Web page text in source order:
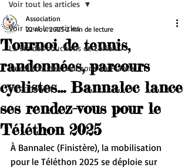
Voir tout les articles
La vie des bouchons de Lorient
La collecte des bouchons en France
Information
Voir tout les articles
Tournoi de tennis,
randonnées, parcours
cyclistes… Bannalec lance
ses rendez-vous pour le
Téléthon 2025
Association
22 nov. 2025 2 min de lecture
À Bannalec (Finistère), la mobilisation
pour le Téléthon 2025 se déploie sur